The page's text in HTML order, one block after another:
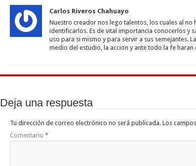
Carlos Riveros Chahuayo
Nuestro creador nos lego talentos, los cuales al
identificarlos. Es de vital importancia conocerlos y
uso para si mismo y para servir a sus semejantes.
medio del estudio, la accion y ante todo la fe
Deja una respuesta
Tu dirección de correo electrónico no será publicada. Los
Comentario *